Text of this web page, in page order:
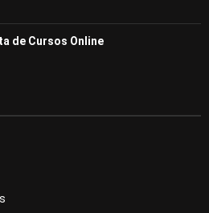
de Cursos Online